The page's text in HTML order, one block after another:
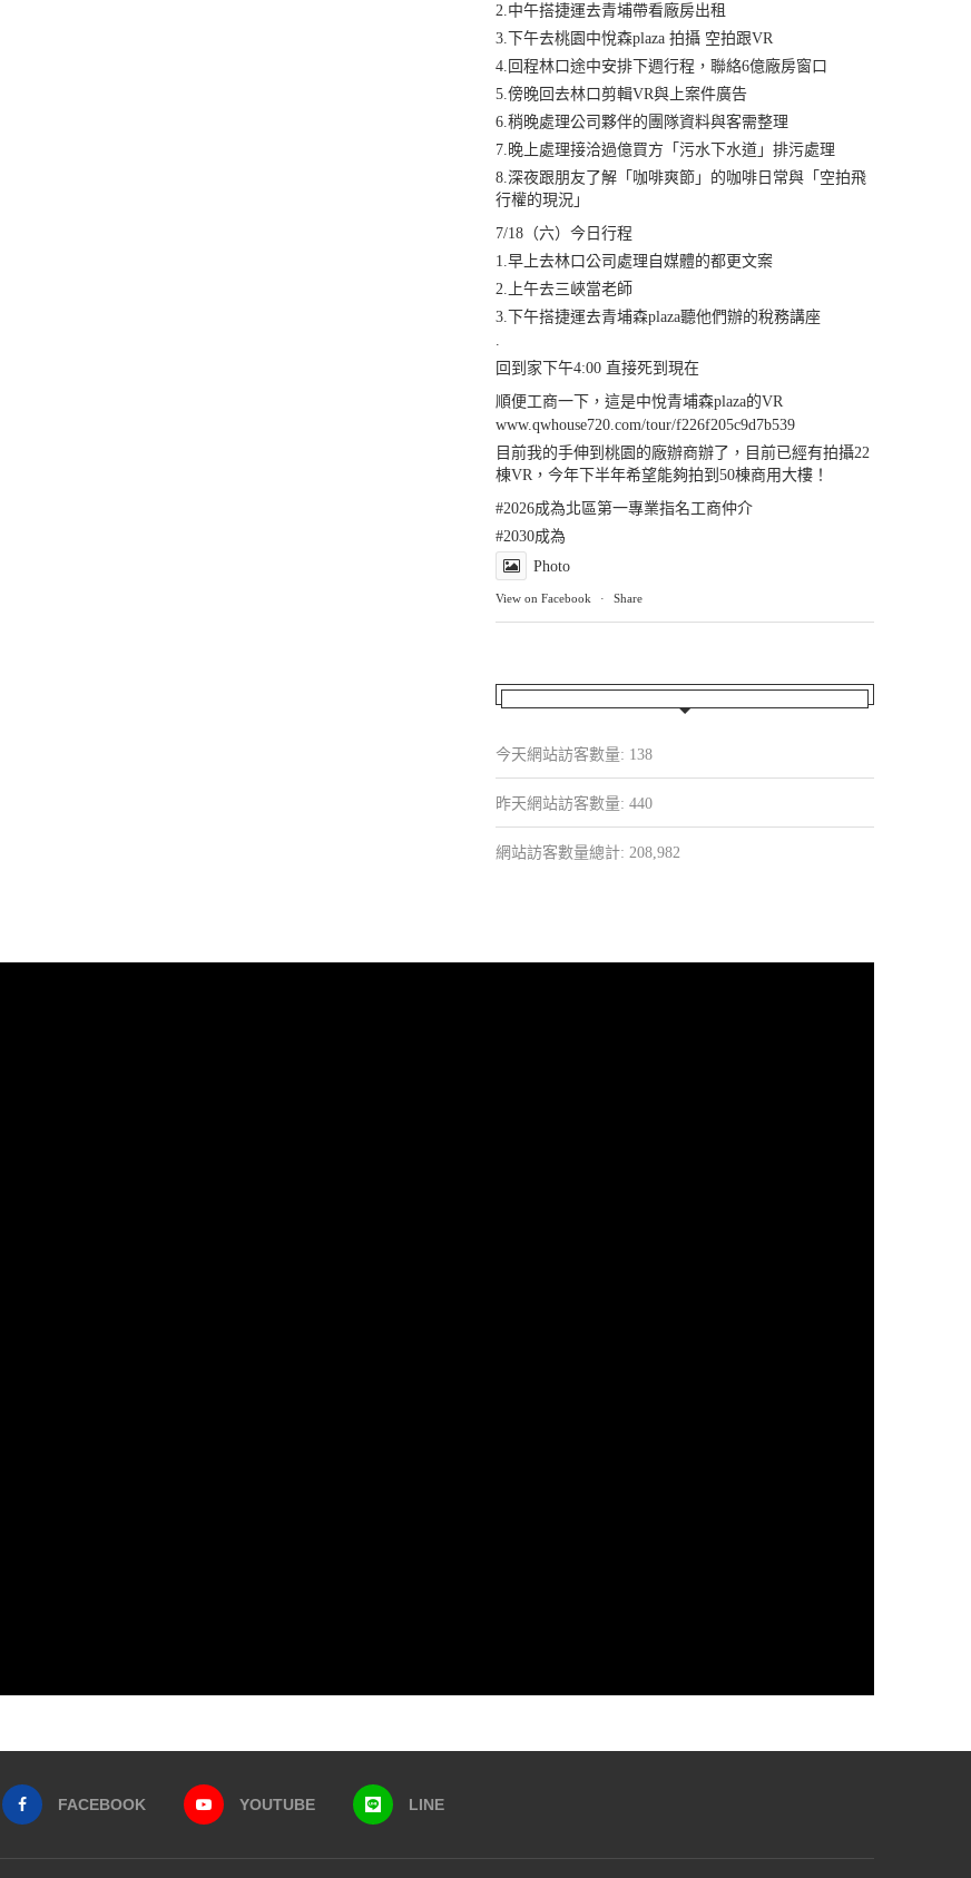
2.中午搭捷運去青埔帶看廠房出租
3.下午去桃園中悅森plaza 拍攝 空拍跟VR
4.回程林口途中安排下週行程，聯絡6億廠房窗口
5.傍晚回去林口剪輯VR與上案件廣告
6.稍晚處理公司夥伴的團隊資料與客需整理
7.晚上處理接洽過億買方「污水下水道」排污處理
8.深夜跟朋友了解「咖啡爽節」的咖啡日常與「空拍飛
行權的現況」
7/18（六）今日行程
1.早上去林口公司處理自媒體的都更文案
2.上午去三峽當老師
3.下午搭捷運去青埔森plaza聽他們辦的稅務講座
.
回到家下午4:00 直接死到現在
順便工商一下，這是中悅青埔森plaza的VR
www.qwhouse720.com/tour/f226f205c9d7b539
目前我的手伸到桃園的廠辦商辦了，目前已經有拍攝22
棟VR，今年下半年希望能夠拍到50棟商用大樓！
#2026成為北區第一專業指名工商仲介
#2030成為
Photo
View on Facebook · Share
今天網站訪客數量: 138
昨天網站訪客數量: 440
網站訪客數量總計: 208,982
FACEBOOK YOUTUBE LINE